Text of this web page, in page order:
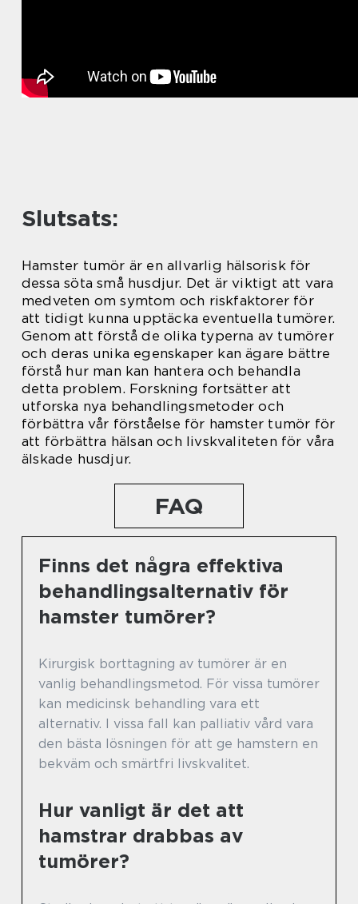
Slutsats:
Hamster tumör är en allvarlig hälsorisk för
dessa söta små husdjur. Det är viktigt att vara
medveten om symtom och riskfaktorer för
att tidigt kunna upptäcka eventuella tumörer.
Genom att förstå de olika typerna av tumörer
och deras unika egenskaper kan ägare bättre
förstå hur man kan hantera och behandla
detta problem. Forskning fortsätter att
utforska nya behandlingsmetoder och
förbättra vår förståelse för hamster tumör för
att förbättra hälsan och livskvaliteten för våra
älskade husdjur.
FAQ
Finns det några effektiva
behandlingsalternativ för
hamster tumörer?
Kirurgisk borttagning av tumörer är en
vanlig behandlingsmetod. För vissa tumörer
kan medicinsk behandling vara ett
alternativ. I vissa fall kan palliativ vård vara
den bästa lösningen för att ge hamstern en
bekväm och smärtfri livskvalitet.
Hur vanligt är det att
hamstrar drabbas av
tumörer?